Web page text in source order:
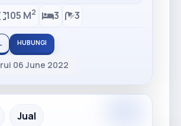
105 M2 3 3
HUBUNGI
06 June 2022
Jual